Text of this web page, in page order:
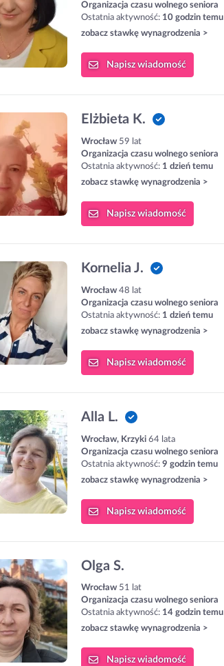
Organizacja czasu wolnego seniora
Ostatnia aktywność: 10 godzin temu
zobacz stawkę wynagrodzenia >
Napiszwiadomość
Elżbieta K.
Wrocław59 lat
Organizacja czasu wolnego seniora
Ostatnia aktywność: 1 dzień temu
zobacz stawkę wynagrodzenia >
Napiszwiadomość
Kornelia J.
Wrocław48 lat
Organizacja czasu wolnego seniora
Ostatnia aktywność: 1 dzień temu
zobacz stawkę wynagrodzenia >
Napiszwiadomość
Alla L.
Wrocław, Krzyki 64 lata
Organizacja czasu wolnego seniora
Ostatnia aktywność: 9 godzin temu
zobacz stawkę wynagrodzenia >
Napiszwiadomość
Olga S.
Wrocław51 lat
Organizacja czasu wolnego seniora
Ostatnia aktywność: 14 godzin temu
zobacz stawkę wynagrodzenia >
Napiszwiadomość